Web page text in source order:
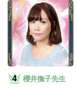
櫻井撫子先生